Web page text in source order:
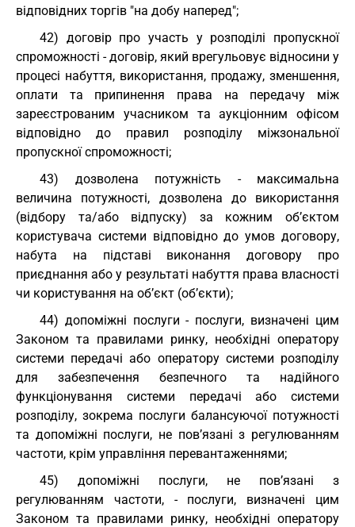
відповідних торгів "на добу наперед";
42) договір про участь у розподілі пропускної
спроможності - договір, який врегульовує відносини у
процесі набуття, використання, продажу, зменшення,
оплати та припинення права на передачу між
зареєстрованим учасником та аукціонним офісом
відповідно до правил розподілу міжзональної
пропускної спроможності;
43) дозволена потужність - максимальна
величина потужності, дозволена до використання
(відбору та/або відпуску) за кожним об’єктом
користувача системи відповідно до умов договору,
набута на підставі виконання договору про
приєднання або у результаті набуття права власності
чи користування на об’єкт (об’єкти);
44) допоміжні послуги - послуги, визначені цим
Законом та правилами ринку, необхідні оператору
системи передачі або оператору системи розподілу
для забезпечення безпечного та надійного
функціонування системи передачі або системи
розподілу, зокрема послуги балансуючої потужності
та допоміжні послуги, не пов’язані з регулюванням
частоти, крім управління перевантаженнями;
45) допоміжні послуги, не пов’язані з
регулюванням частоти, - послуги, визначені цим
Законом та правилами ринку, необхідні оператору